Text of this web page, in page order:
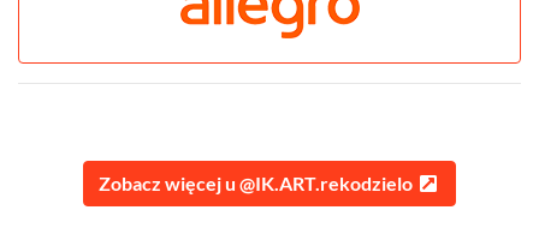
Zobacz więcej u @IK.ART.rekodzielo